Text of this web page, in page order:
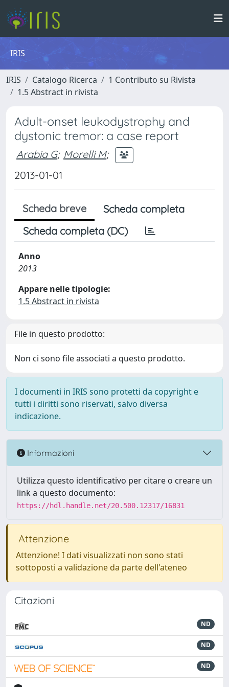
IRIS
IRIS Catalogo Ricerca
1 Contributo su Rivista
1.5 Abstract in rivista
Adult-onset leukodystrophy and
dystonic tremor: a case report
Arabia G; Morelli M;
2013-01-01
Scheda breve
Scheda completa
Scheda completa (DC)
Anno
2013
Appare nelle tipologie:
1.5 Abstract in rivista
File in questo prodotto:
Non ci sono file associati a questo prodotto.
I documenti in IRIS sono protetti da copyright e
tutti i diritti sono riservati, salvo diversa
indicazione.
Informazioni
Utilizza questo identificativo per citare o creare un
link a questo documento:
https://hdl.handle.net/20.500.12317/16831
Attenzione
Attenzione! I dati visualizzati non sono stati
sottoposti a validazione da parte dell'ateneo
Citazioni
ND
ND
ND